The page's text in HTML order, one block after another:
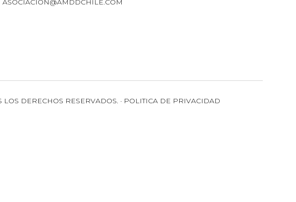
ASOCIACION@AMDDCHILE.COM
DERECHOS RESERVADOS. · POLITICA DE PRIVACIDAD